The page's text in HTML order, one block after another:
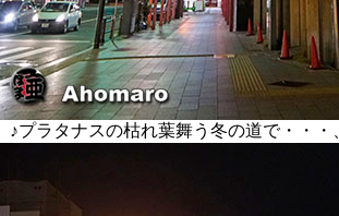
♪プラタナスの枯れ葉舞う冬の道で・・・